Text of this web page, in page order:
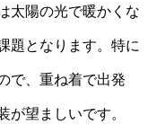
太陽の光で暖かくな
題となります。特に
で、重ね着で出発
が望ましいです。